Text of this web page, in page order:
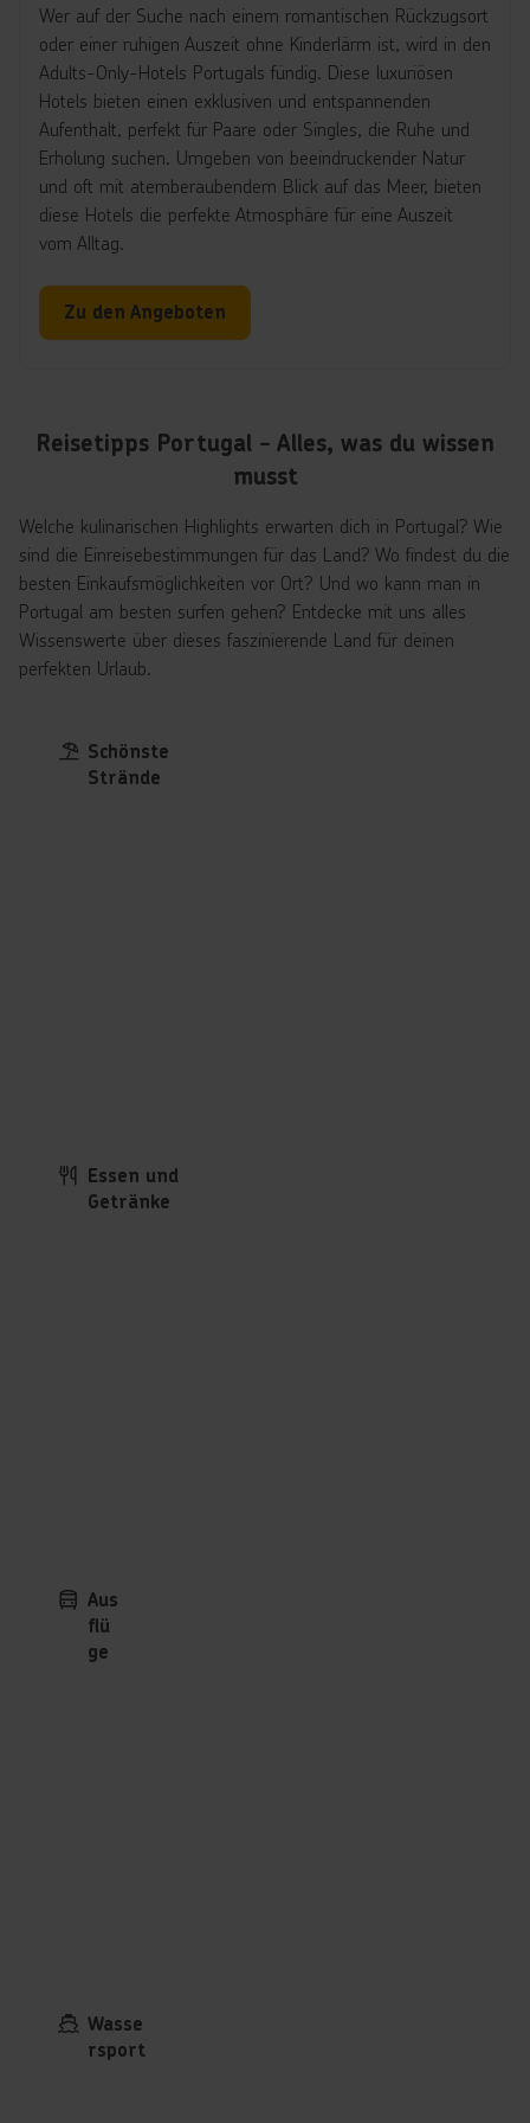
Wer auf der Suche nach einem romantischen Rückzugsort
oder einer ruhigen Auszeit ohne Kinderlärm ist, wird in den
Adults-Only-Hotels Portugals fündig. Diese luxuriösen
Hotels bieten einen exklusiven und entspannenden
Aufenthalt, perfekt für Paare oder Singles, die Ruhe und
Erholung suchen. Umgeben von beeindruckender Natur
und oft mit atemberaubendem Blick auf das Meer, bieten
diese Hotels die perfekte Atmosphäre für eine Auszeit
vom Alltag.
Zu den Angeboten
Reisetipps Portugal - Alles, was du wissen
musst
Welche kulinarischen Highlights erwarten dich in Portugal? Wie
sind die Einreisebestimmungen für das Land? Wo findest du die
besten Einkaufsmöglichkeiten vor Ort? Und wo kann man in
Portugal am besten surfen gehen? Entdecke mit uns alles
Wissenswerte über dieses faszinierende Land für deinen
perfekten Urlaub.
Schönste
Strände
Essen und
Getränke
Aus
flü
ge
Wasse
rsport